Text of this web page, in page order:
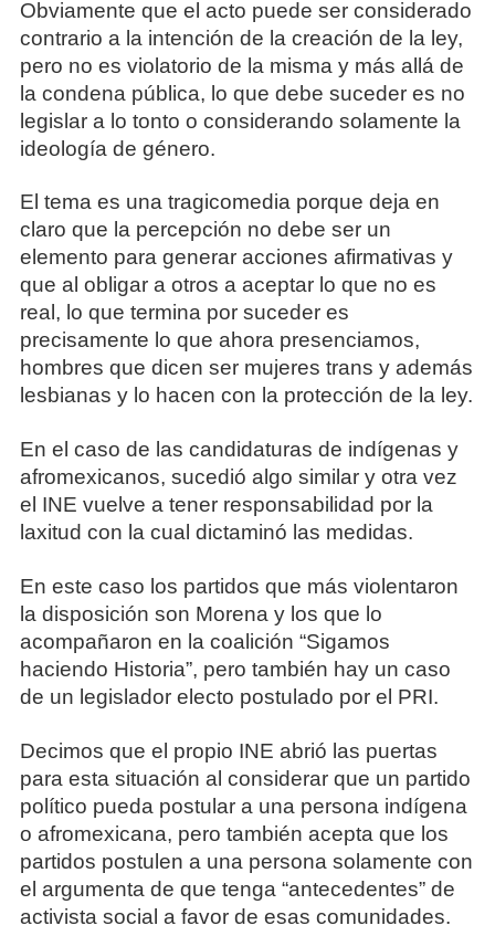
Obviamente que el acto puede ser considerado
contrario a la intención de la creación de la ley,
pero no es violatorio de la misma y más allá de
la condena pública, lo que debe suceder es no
legislar a lo tonto o considerando solamente la
ideología de género.
El tema es una tragicomedia porque deja en
claro que la percepción no debe ser un
elemento para generar acciones afirmativas y
que al obligar a otros a aceptar lo que no es
real, lo que termina por suceder es
precisamente lo que ahora presenciamos,
hombres que dicen ser mujeres trans y además
lesbianas y lo hacen con la protección de la ley.
En el caso de las candidaturas de indígenas y
afromexicanos, sucedió algo similar y otra vez
el INE vuelve a tener responsabilidad por la
laxitud con la cual dictaminó las medidas.
En este caso los partidos que más violentaron
la disposición son Morena y los que lo
acompañaron en la coalición “Sigamos
haciendo Historia”, pero también hay un caso
de un legislador electo postulado por el PRI.
Decimos que el propio INE abrió las puertas
para esta situación al considerar que un partido
político pueda postular a una persona indígena
o afromexicana, pero también acepta que los
partidos postulen a una persona solamente con
el argumenta de que tenga “antecedentes” de
activista social a favor de esas comunidades.